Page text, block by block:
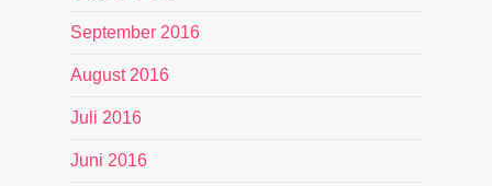
September 2016
August 2016
Juli 2016
Juni 2016